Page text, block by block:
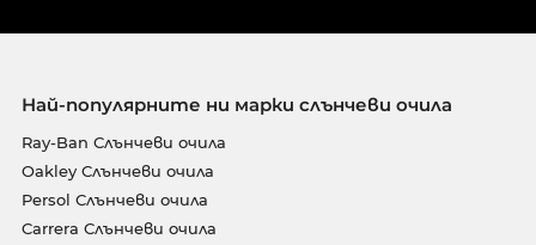
Най-популярните ни марки слънчеви очила
Ray-Ban Слънчеви очила
Oakley Слънчеви очила
Persol Слънчеви очила
Carrera Слънчеви очила